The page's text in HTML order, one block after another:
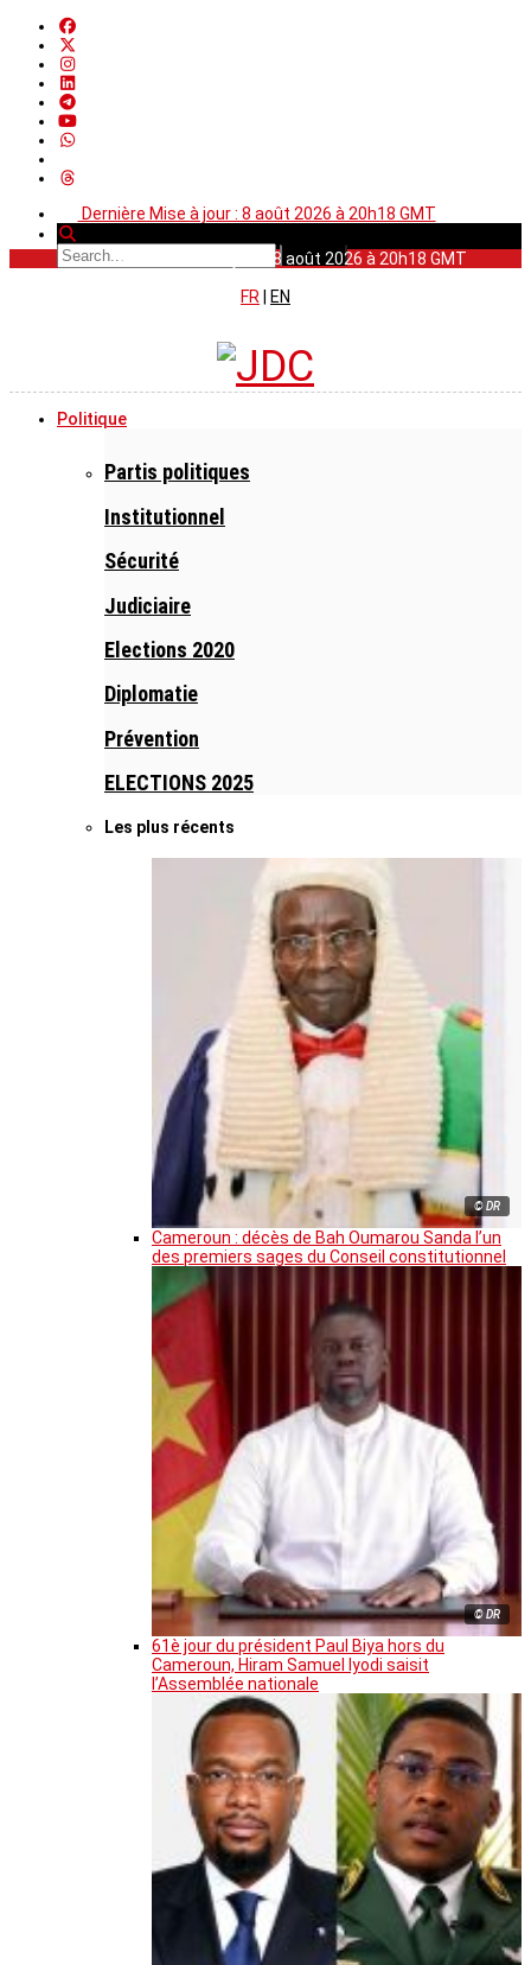
Dernière Mise à jour : 8 août 2026 à 20h18 GMT
Dernière Mise à jour : 8 août 2026 à 20h18 GMT
FR
EN
Politique
Partis politiques
Institutionnel
Sécurité
Judiciaire
Elections 2020
Diplomatie
Prévention
ELECTIONS 2025
Les plus récents
© DR
Cameroun : décès de Bah Oumarou Sanda l’un
des premiers sages du Conseil constitutionnel
© DR
61è jour du président Paul Biya hors du
Cameroun, Hiram Samuel Iyodi saisit
l’Assemblée nationale